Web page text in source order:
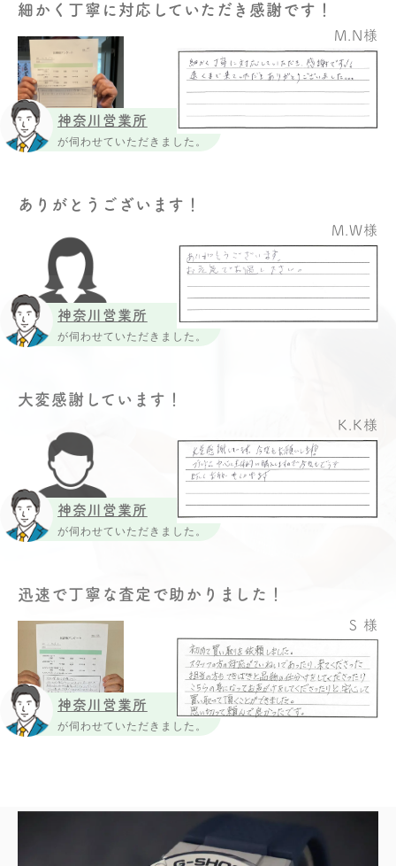
神奈川営業所
が伺わせていただきました。
細かく丁寧に対応していただき感謝です！
M.N様
神奈川営業所
が伺わせていただきました。
ありがとうございます！
M.W様
神奈川営業所
が伺わせていただきました。
大変感謝しています！
K.K様
神奈川営業所
が伺わせていただきました。
迅速で丁寧な査定で助かりました！
S 様
買取実績一覧